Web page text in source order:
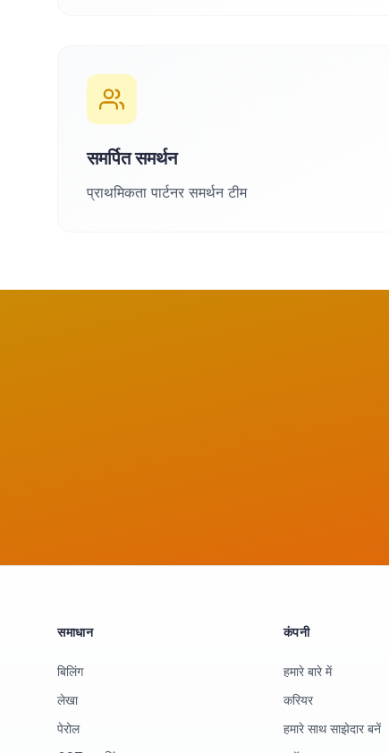
समर्पित समर्थन
प्राथमिकता पार्टनर समर्थन टीम
समाधान
बिलिंग
लेखा
पेरोल
कंपनी
हमारे बारे में
करियर
हमारे साथ साझेदार बनें